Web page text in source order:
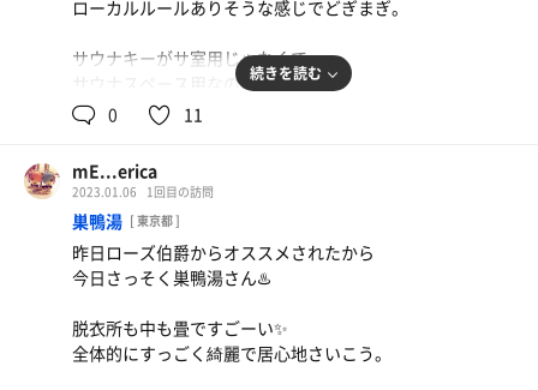
ミストMAXもちゃんと体験しました👏✨️
サウナも水風呂も休憩も、待つことは全然なくて
むしろマイペースに楽しめてよかった😊
アメニティとかも男性用のものが置いてあって
これがニューウイングなのか！
ここにローズ様が来てるのか！
ってことを感じられてすごく嬉しかった♡♡♡
またレディースデー参加したいなぁー！
ローカルルールありそうな感じでどぎまぎ。
サウナキーがサ室用じゃなくて
サウナスペース用なのがおもしろい。
遠赤外線サウナって久しぶりに入ったけど
体感そんなに熱くなくてじんわりじんわり…
10分してもあっつい感じはしないけど
内側から温まってるから
水風呂気持ちいいし外気浴も寒くなくて幸せ☺️
女湯は奇数日がロッキーサウナだから
続きを読む
0 11
mE...erica
2023.01.06 1回目の訪問
巣鴨湯 [ 東京都 ]
昨日ローズ伯爵からオススメされたから
今日さっそく巣鴨湯さん♨️
脱衣所も中も畳ですごーい✨️
全体的にすっごく綺麗で居心地さいこう。